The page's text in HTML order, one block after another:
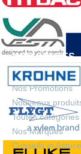
NOS OFFRES
Nos Promotions
Nouveaux
Toutes catégories
Nos Marques
Conseils et